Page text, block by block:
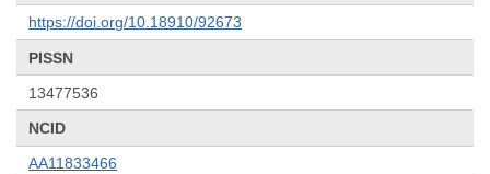
https://doi.org/10.18910/92673
PISSN
13477536
NCID
AA11833466